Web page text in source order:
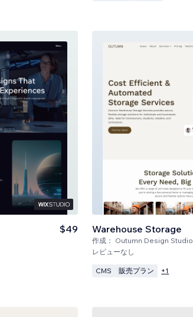
$49 Warehouse Storage
作成： Outumn Design Studio
レビューなし
CMS 販売プラン +1